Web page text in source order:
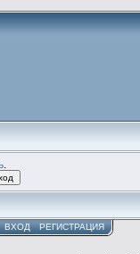
.
ВХОД РЕГИСТРАЦИЯ